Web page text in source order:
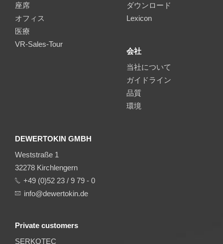
座席
オフィス
医療
VR-Sales-Tour
ダウンロード
Lexicon
会社
当社について
ガイドライン
品質
環境
DEWERTOKIN GMBH
Weststraße 1
32278 Kirchlengern
+49 (0)52 23 / 9 79 - 0
info@dewertokin.de
Private customers
SERKOTEC